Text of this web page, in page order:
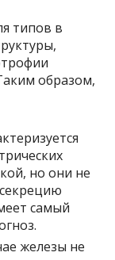
типов в
образом,
но они не
самый
железы не